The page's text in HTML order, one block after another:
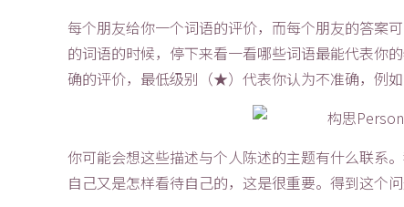
每个朋友给你一个词语的评价，而每个朋友的答案
的词语的时候，停下来看一看哪些词语最能代表
确的评价，最低级别（★）代表你认为不准确，例如
你可能会想这些描述与个人陈述的主题有什么联系
自己又是怎样看待自己的，这是很重要。得到这个